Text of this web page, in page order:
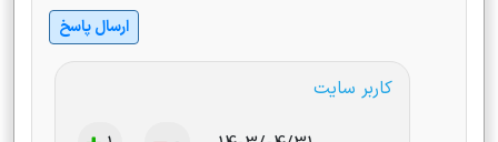
ارسال پاسخ
کاربر سایت